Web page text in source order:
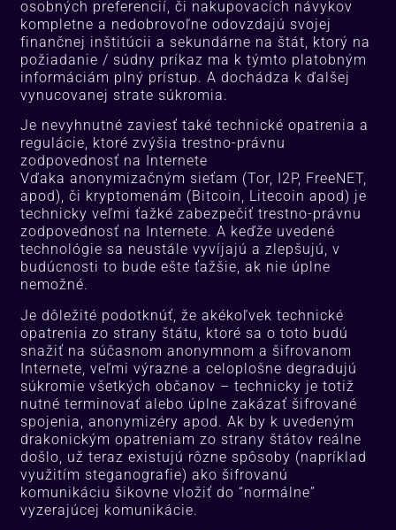
osobných preferencií, či nakupovacích návykov
kompletne a nedobrovoľne odovzdajú svojej
finančnej inštitúcii a sekundárne na štát, ktorý na
požiadanie / súdny príkaz ma k týmto platobným
informáciám plný prístup. A dochádza k ďalšej
vynucovanej strate súkromia.
Je nevyhnutné zaviesť také technické opatrenia a
regulácie, ktoré zvýšia trestno-právnu
zodpovednosť na Internete
Vďaka anonymizačným sieťam (Tor, I2P, FreeNET,
apod), či kryptomenám (Bitcoin, Litecoin apod) je
technicky veľmi ťažké zabezpečiť trestno-právnu
zodpovednosť na Internete. A keďže uvedené
technológie sa neustále vyvíjajú a zlepšujú, v
budúcnosti to bude ešte ťažšie, ak nie úplne
nemožné.
Je dôležité podotknúť, že akékoľvek technické
opatrenia zo strany štátu, ktoré sa o toto budú
snažiť na súčasnom anonymnom a šifrovanom
Internete, veľmi výrazne a celoplošne degradujú
súkromie všetkých občanov – technicky je totiž
nutné terminovať alebo úplne zakázať šifrované
spojenia, anonymizéry apod. Ak by k uvedeným
drakonickým opatreniam zo strany štátov reálne
došlo, už teraz existujú rôzne spôsoby (napríklad
využitím steganografie) ako šifrovanú
komunikáciu šikovne vložiť do “normálne”
vyzerajúcej komunikácie.